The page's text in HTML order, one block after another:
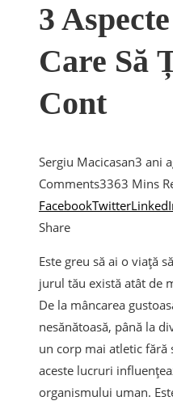
3
Care Să
Cont
Sergiu Macicasan3 ani
Comments3363 Mins
FacebookTwitter
Share
Este greu să ai o viață
jurul tău există atât de
De la mâncarea
nesănătoasă, până la
un corp mai atletic fără
aceste lucruri
organismului uman.